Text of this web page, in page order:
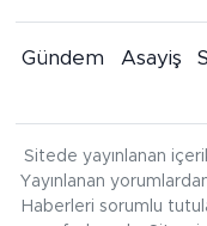
Gündem Asayiş
Sitede yayınlanan
Yayınlanan
Haberleri sorumlu